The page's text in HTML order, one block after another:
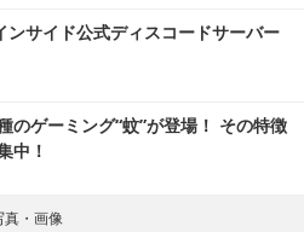
サイド公式ディスコードサーバー
のゲーミング“蚊”が登場！ その特徴
中！
真・画像